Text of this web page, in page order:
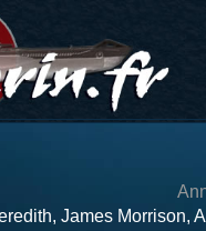
James Morrison,